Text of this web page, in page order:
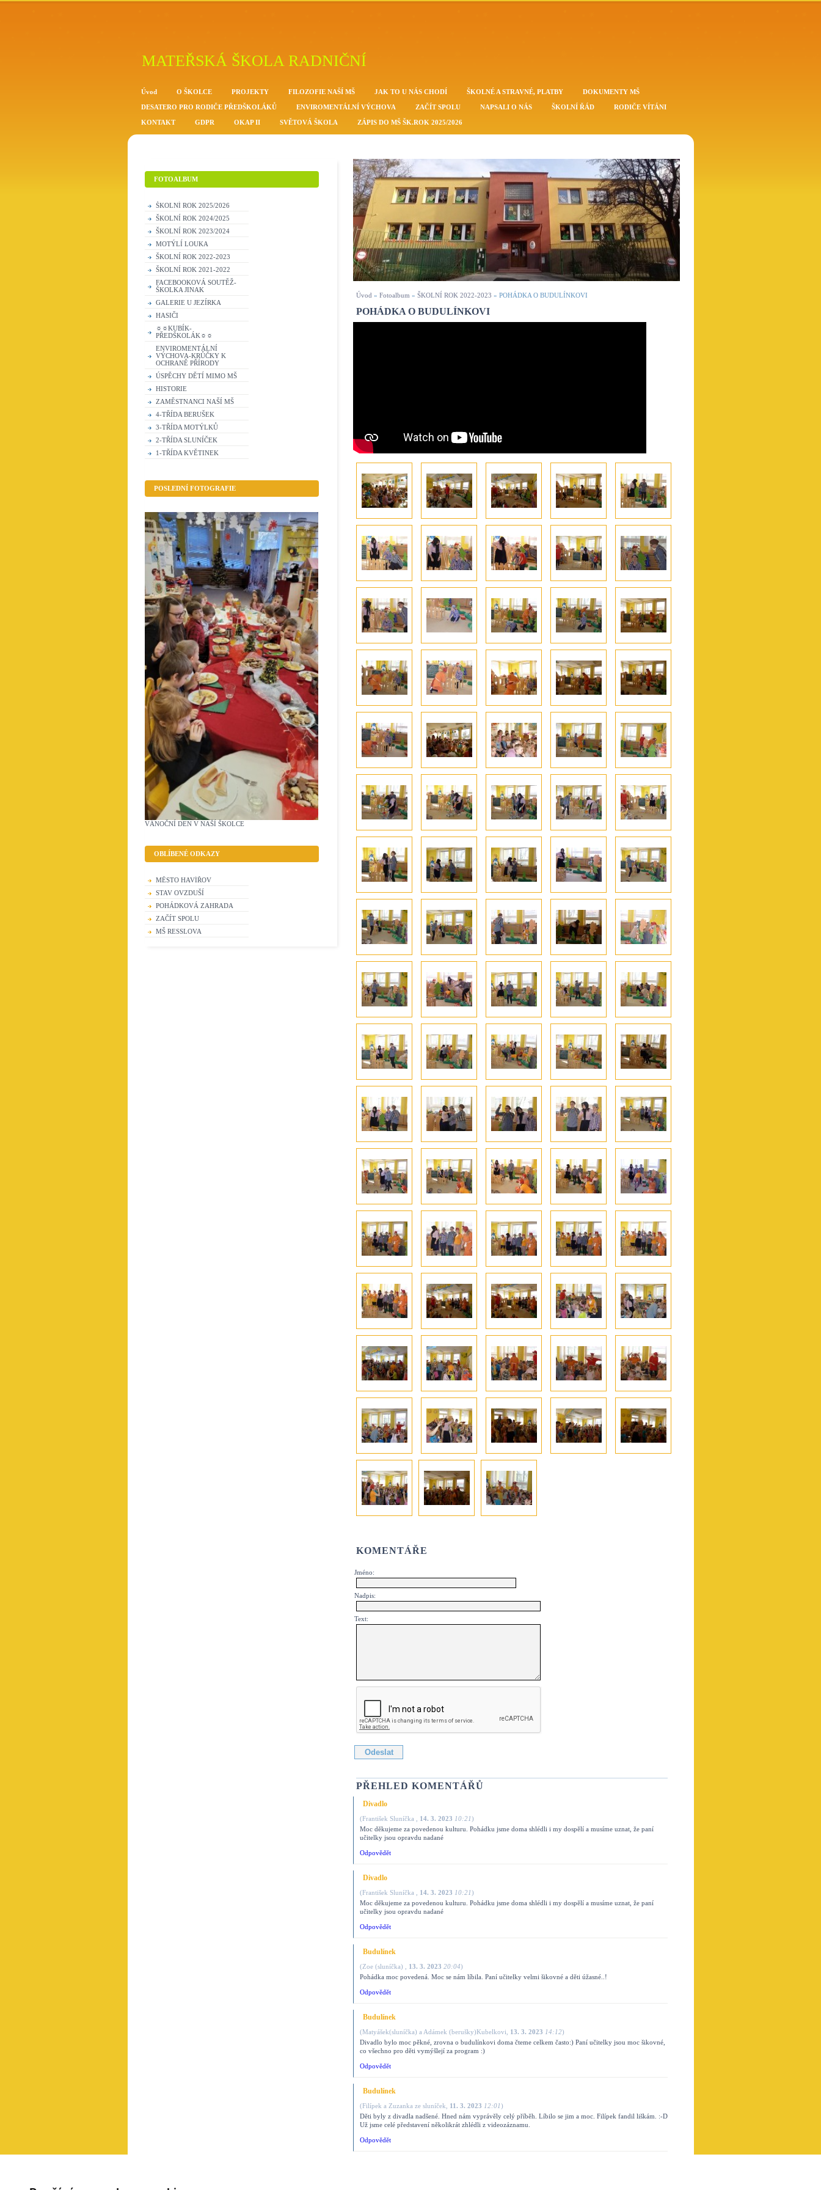
MATEŘSKÁ ŠKOLA RADNIČNÍ
Úvod » Fotoalbum » ŠKOLNÍ ROK 2022-2023 » POHÁDKA O BUDULÍNKOVI
POHÁDKA O BUDULÍNKOVI
KOMENTÁŘE
Jméno:
Nadpis:
Text:
PŘEHLED KOMENTÁŘŮ
Divadlo
(František Sluníčka 14. 3. 2023 10:21)
Moc děkujeme za povedenou kulturu. Pohádku jsme doma shlédli i my dospělí a musíme uznat, že paní
učitelky jsou opravdu nadané
Odpovědět
Divadlo
(František Sluníčka 14. 3. 2023 10:21)
Moc děkujeme za povedenou kulturu. Pohádku jsme doma shlédli i my dospělí a musíme uznat, že paní
učitelky jsou opravdu nadané
Odpovědět
Budulínek
(Zoe (sluníčka) 13. 3. 2023 20:04)
Pohádka moc povedená. Moc se nám líbila. Paní učitelky velmi šikovné a děti úžasné..!
Odpovědět
Budulínek
(Matyášek(sluníčka) a Adámek (berušky)Kubelkovi 13. 3. 2023 14:12)
Divadlo bylo moc pěkné, zrovna o budulínkovi doma čteme celkem často:) Paní učitelky jsou moc šikovné,
co všechno pro děti vymýšlejí za program :)
Odpovědět
Budulínek
(Filípek a Zuzanka ze sluníček 11. 3. 2023 12:01)
Děti byly z divadla nadšené. Hned nám vyprávěly celý příběh. Líbilo se jim a moc. Filípek fandil liškám. :-D
Už jsme celé představení několikrát zhlédli z videozáznamu.
Odpovědět
Úvod O ŠKOLCE PROJEKTY FILOZOFIE NAŠÍ MŠ JAK TO U NÁS CHODÍ ŠKOLNÉ A STRAVNÉ, PLATBY DOKUMENTY MŠ
DESATERO PRO RODIČE PŘEDŠKOLÁKŮ ENVIROMENTÁLNÍ VÝCHOVA ZAČÍT SPOLU NAPSALI O NÁS ŠKOLNÍ ŘÁD RODIČE VÍTÁNI
KONTAKT GDPR OKAP II SVĚTOVÁ ŠKOLA ZÁPIS DO MŠ ŠK.ROK 2025/2026
FOTOALBUM
ŠKOLNÍ ROK 2025/2026
ŠKOLNÍ ROK 2024/2025
ŠKOLNÍ ROK 2023/2024
MOTÝLÍ LOUKA
ŠKOLNÍ ROK 2022-2023
ŠKOLNÍ ROK 2021-2022
FACEBOOKOVÁ SOUTĚŽ-
ŠKOLKA JINAK
GALERIE U JEZÍRKA
HASIČI
☼☼KUBÍK-
PŘEDŠKOLÁK☼☼
ENVIROMENTÁLNÍ
VÝCHOVA-KRŮČKY K
OCHRANĚ PŘÍRODY
ÚSPĚCHY DĚTÍ MIMO MŠ
HISTORIE
ZAMĚSTNANCI NAŠÍ MŠ
4-TŘÍDA BERUŠEK
3-TŘÍDA MOTÝLKŮ
2-TŘÍDA SLUNÍČEK
1-TŘÍDA KVĚTINEK
POSLEDNÍ FOTOGRAFIE
VÁNOČNÍ DEN V NAŠÍ ŠKOLCE
OBLÍBENÉ ODKAZY
MĚSTO HAVÍŘOV
STAV OVZDUŠÍ
POHÁDKOVÁ ZAHRADA
ZAČÍT SPOLU
MŠ RESSLOVA